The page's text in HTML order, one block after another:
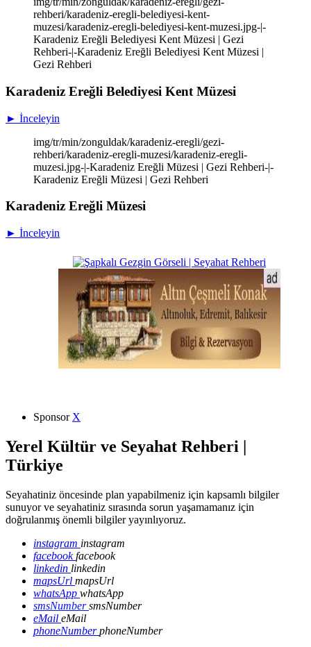
rehberi/karadeniz-eregli-belediyesi-kent-
muzesi/karadeniz-eregli-belediyesi-kent-muzesi.jpg-|-
Karadeniz Ereğli Belediyesi Kent Müzesi | Gezi
Rehberi-|-Karadeniz Ereğli Belediyesi Kent Müzesi |
Gezi Rehberi
Karadeniz Ereğli Belediyesi Kent Müzesi
► İnceleyin
img/tr/min/zonguldak/karadeniz-eregli/gezi-
rehberi/karadeniz-eregli-muzesi/karadeniz-eregli-
muzesi.jpg-|-Karadeniz Ereğli Müzesi | Gezi Rehberi-|-
Karadeniz Ereğli Müzesi | Gezi Rehberi
Karadeniz Ereğli Müzesi
► İnceleyin
Sponsor X
Yerel Kültür ve Seyahat Rehberi |
Türkiye
Seyahatiniz öncesinde plan yapabilmeniz için kapsamlı bilgiler
sunuyor ve seyahatiniz sırasında sorun yaşamamanız için
doğrulanmış önemli bilgiler yayınlıyoruz.
instagram instagram
facebookfacebook
linkedin linkedin
mapsUrl mapsUrl
whatsApp whatsApp
smsNumbersmsNumber
eMail eMail
phoneNumberphoneNumber